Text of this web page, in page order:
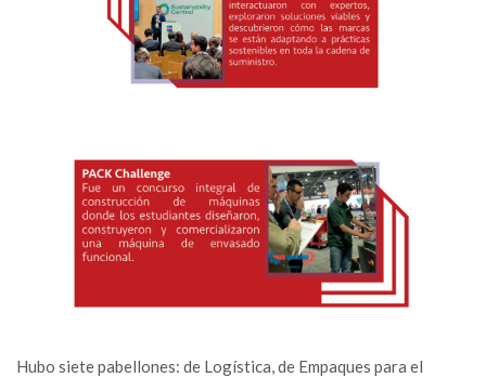
Hubo siete pabellones: de Logística, de Empaques para el